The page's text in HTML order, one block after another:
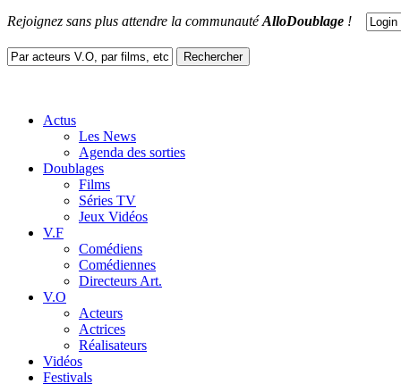
Rejoignez sans plus attendre la communautéAlloDoublage !
Actus
Les News
Agenda des sorties
Doublages
Films
Séries TV
Jeux Vidéos
V.F
Comédiens
Comédiennes
Directeurs Art.
V.O
Acteurs
Actrices
Réalisateurs
Vidéos
Festivals